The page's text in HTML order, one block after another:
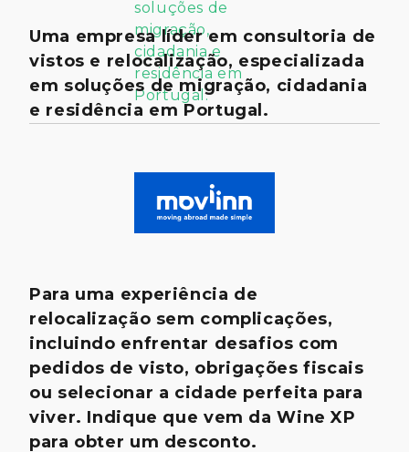
Uma empresa líder em consultoria de
vistos e relocalização, especializada
em soluções de migração, cidadania
e residência em Portugal.
Para uma experiência de
relocalização sem complicações,
incluindo enfrentar desafios com
pedidos de visto, obrigações fiscais
ou selecionar a cidade perfeita para
viver. Indique que vem da Wine XP
para obter um desconto.